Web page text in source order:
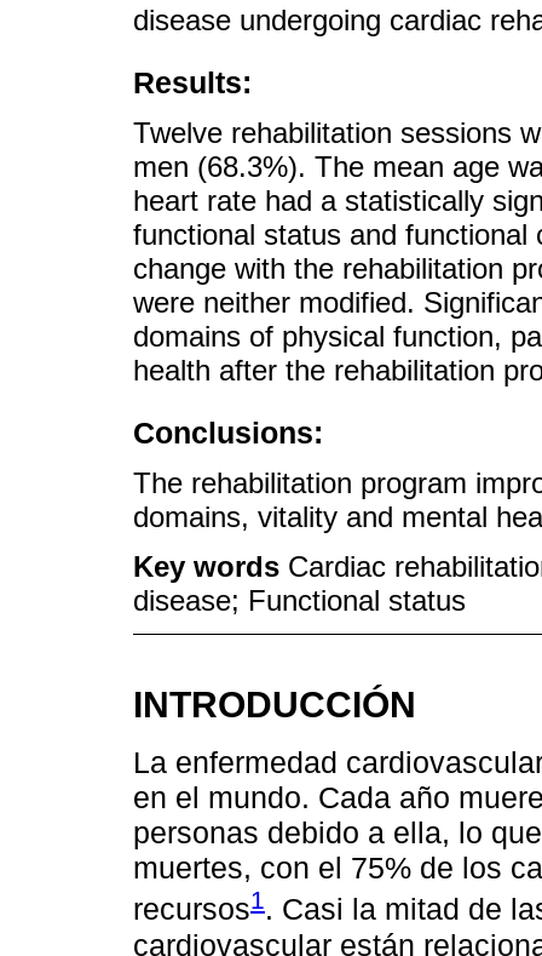
disease undergoing cardiac
Results:
Twelve rehabilitation sessions
men (68.3%). The mean age
heart rate had a statistically
functional status and
change with the rehabilitation
were neither modified.
domains of physical function,
health after the rehabilitation
Conclusions:
The rehabilitation program
domains, vitality and mental
Key words Cardiac
disease; Functional status
INTRODUCCIÓN
La enfermedad
en el mundo. Cada año
personas debido a ella, lo
muertes, con el 75% de los
recursos1. Casi la mitad de
cardiovascular están